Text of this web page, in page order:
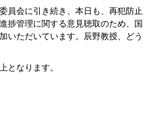
員会に引き続き、本日も、再犯防止
捗管理に関する意見聴取のため、国
いただいています。辰野教授、どう
となります。